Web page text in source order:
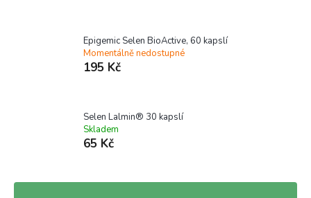
Epigemic Selen BioActive, 60 kapslí
Momentálně nedostupné
195 Kč
Selen Lalmin® 30 kapslí
Skladem
65 Kč
Ř